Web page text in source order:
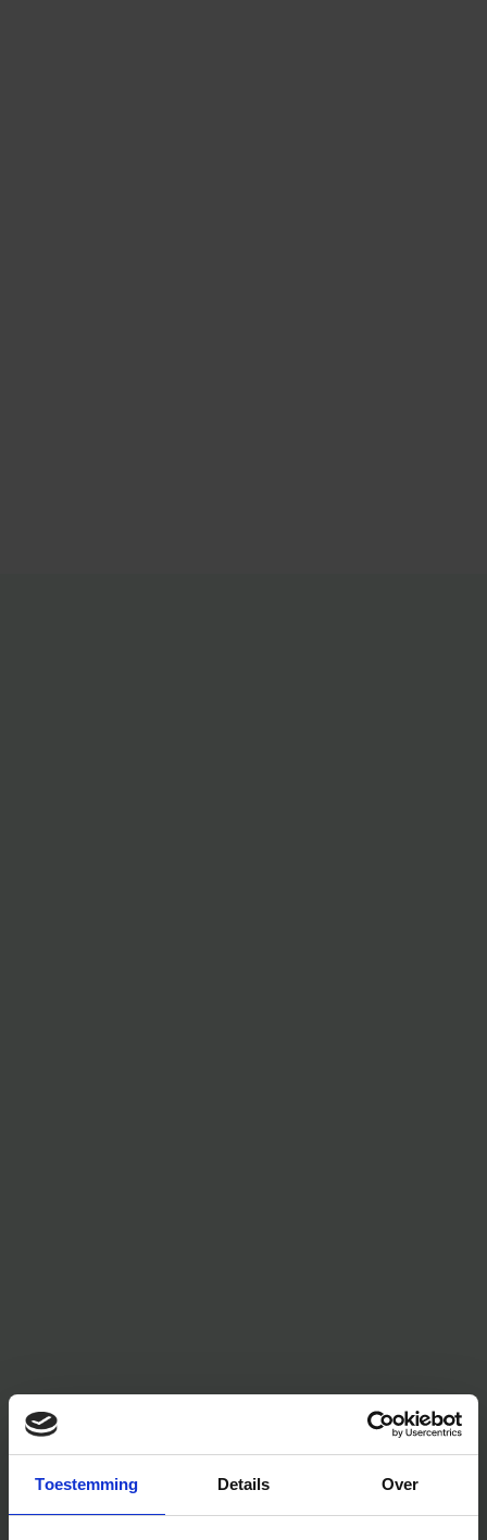
Toestemming Details Over